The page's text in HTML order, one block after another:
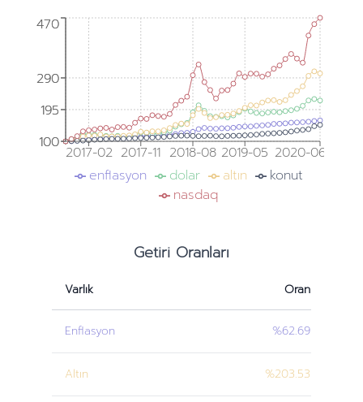
2017-02 2017-11 2018-08 2019-05 2020-06
100
195
290
470
100
195
290
470
enflasyon dolar altın
konut
nasdaq
Getiri Oranları
Varlık Oran
Enflasyon %62.69
Altın %203.53